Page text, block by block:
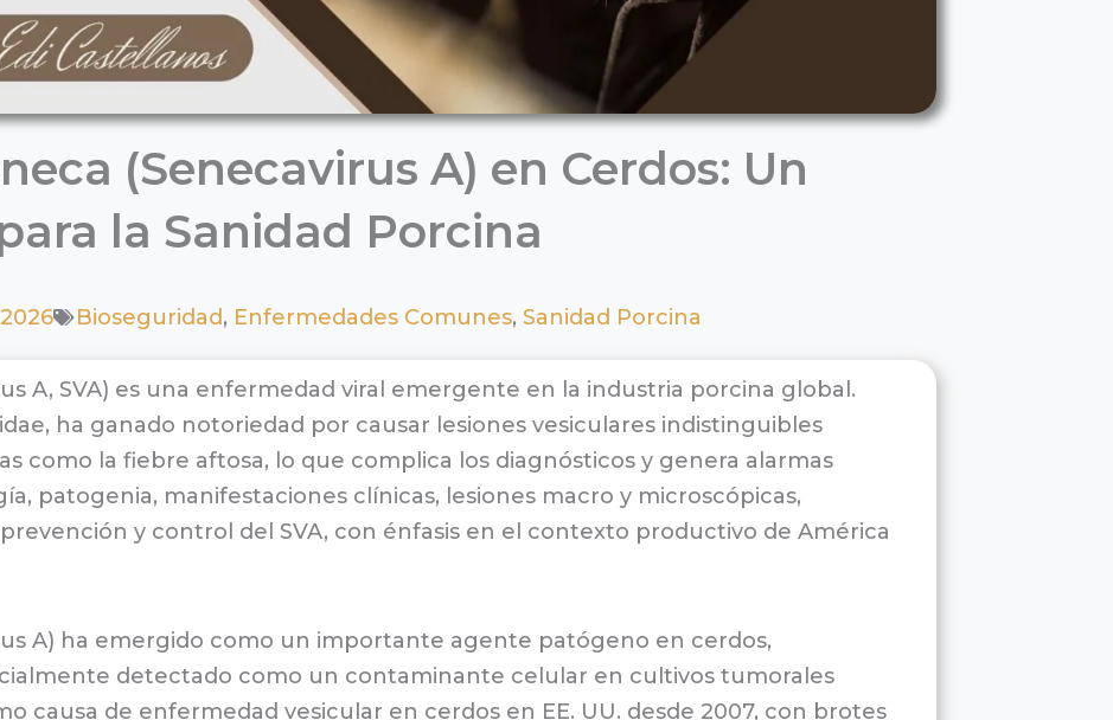
(Senecavirus A) en Cerdos: Un
la Sanidad Porcina
Bioseguridad, Enfermedades Comunes, Sanidad Porcina
A, SVA) es una enfermedad viral emergente en la industria porcina global.
ha ganado notoriedad por causar lesiones vesiculares indistinguibles
como la fiebre aftosa, lo que complica los diagnósticos y genera alarmas
patogenia, manifestaciones clínicas, lesiones macro y microscópicas,
y control del SVA, con énfasis en el contexto productivo de América
A) ha emergido como un importante agente patógeno en cerdos,
detectado como un contaminante celular en cultivos tumorales
causa de enfermedad vesicular en cerdos en EE. UU. desde 2007, con brotes